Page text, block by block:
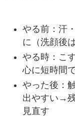
やる前：汗
に（洗顔後
やる時：こ
心に短時間
やった後：
出やすい→
見直す